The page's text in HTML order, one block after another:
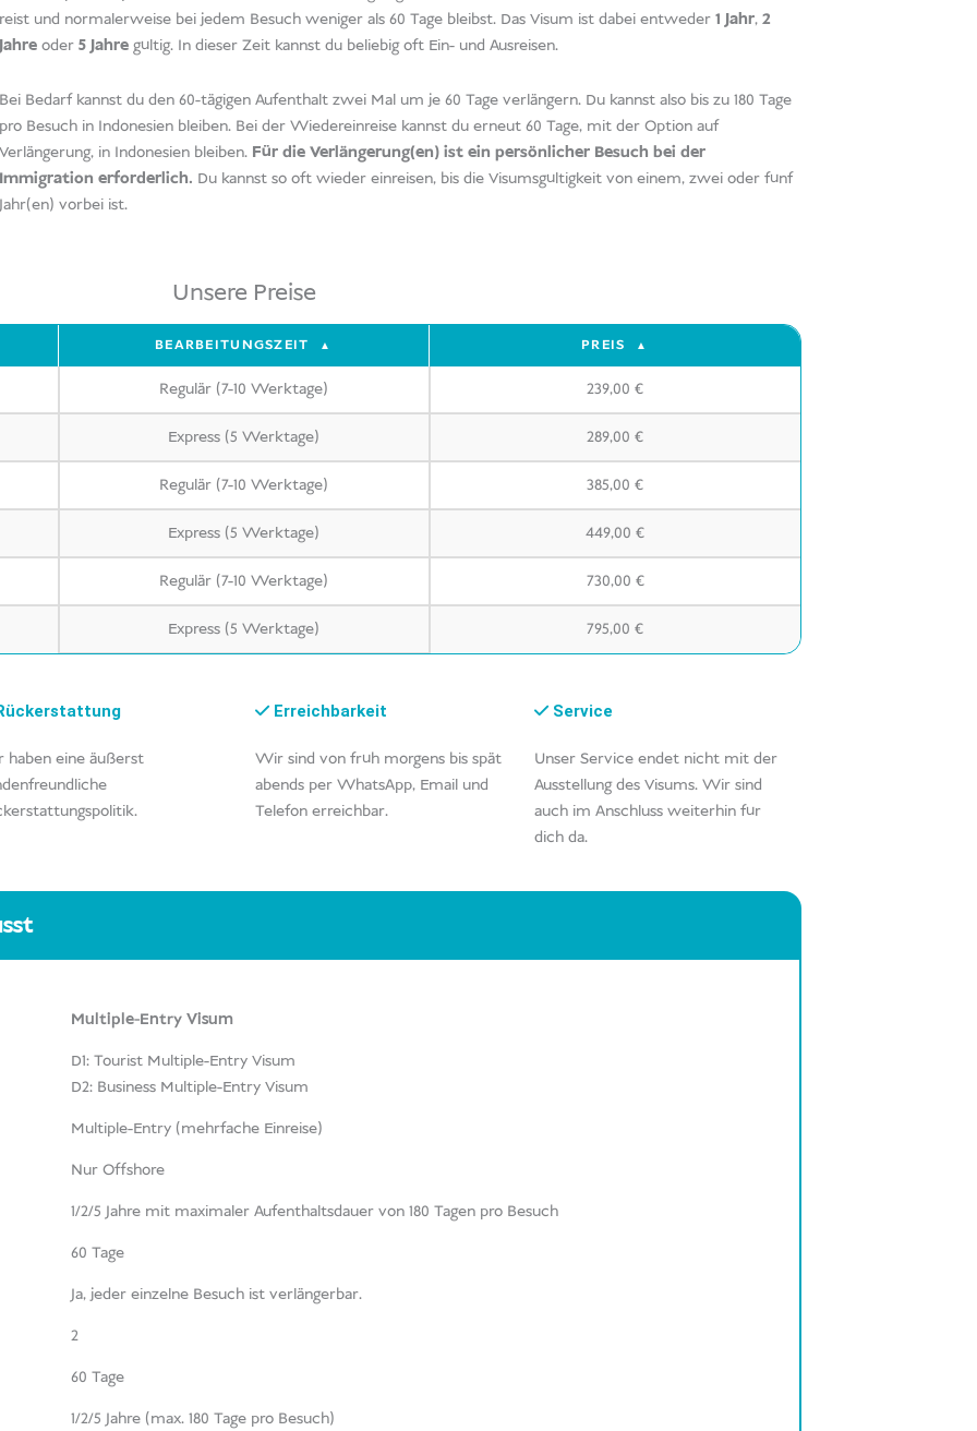
(D1)
reist und normalerweise bei jedem Besuch weniger als 60 Tage bleibst. Das Visum ist dabei entweder 1 Jahr, 2
Jahre oder 5 Jahre gültig. In dieser Zeit kannst du beliebig oft Ein- und Ausreisen.
Bei Bedarf kannst du den 60-tägigen Aufenthalt zwei Mal um je 60 Tage verlängern. Du kannst also bis zu 180 Tage
pro Besuch in Indonesien bleiben. Bei der Wiedereinreise kannst du erneut 60 Tage, mit der Option auf
Verlängerung, in Indonesien bleiben. Für die Verlängerung(en) ist ein persönlicher Besuch bei der
Immigration erforderlich. Du kannst so oft wieder einreisen, bis die Visumsgültigkeit von einem, zwei oder fünf
Jahr(en) vorbei ist.
Unsere Preise
BEARBEITUNGSZEIT PREIS
Regulär (7-10 Werktage) 239,00€
Express (5 Werktage) 289,00€
Regulär (7-10 Werktage) 385,00€
Express (5 Werktage) 449,00€
Regulär (7-10 Werktage) 730,00 €
Express (5 Werktage) 795,00€
haben eine äußerst
Erreichbarkeit
Wir sind von früh morgens bis spät
abends per WhatsApp, Email und
Telefon erreichbar.
Service
Unser Service endet nicht mit der
Ausstellung des Visums. Wir sind
auch im Anschluss weiterhin für
dich da.
Multiple-Entry Visum
D1: Tourist Multiple-Entry Visum
D2: Business Multiple-Entry Visum
Multiple-Entry (mehrfache Einreise)
Nur Offshore
1/2/5 Jahre mit maximaler Aufenthaltsdauer von 180 Tagen pro Besuch
60 Tage
Ja, jeder einzelne Besuch ist verlängerbar.
2
60 Tage
1/2/5 Jahre (max. 180 Tage pro Besuch)